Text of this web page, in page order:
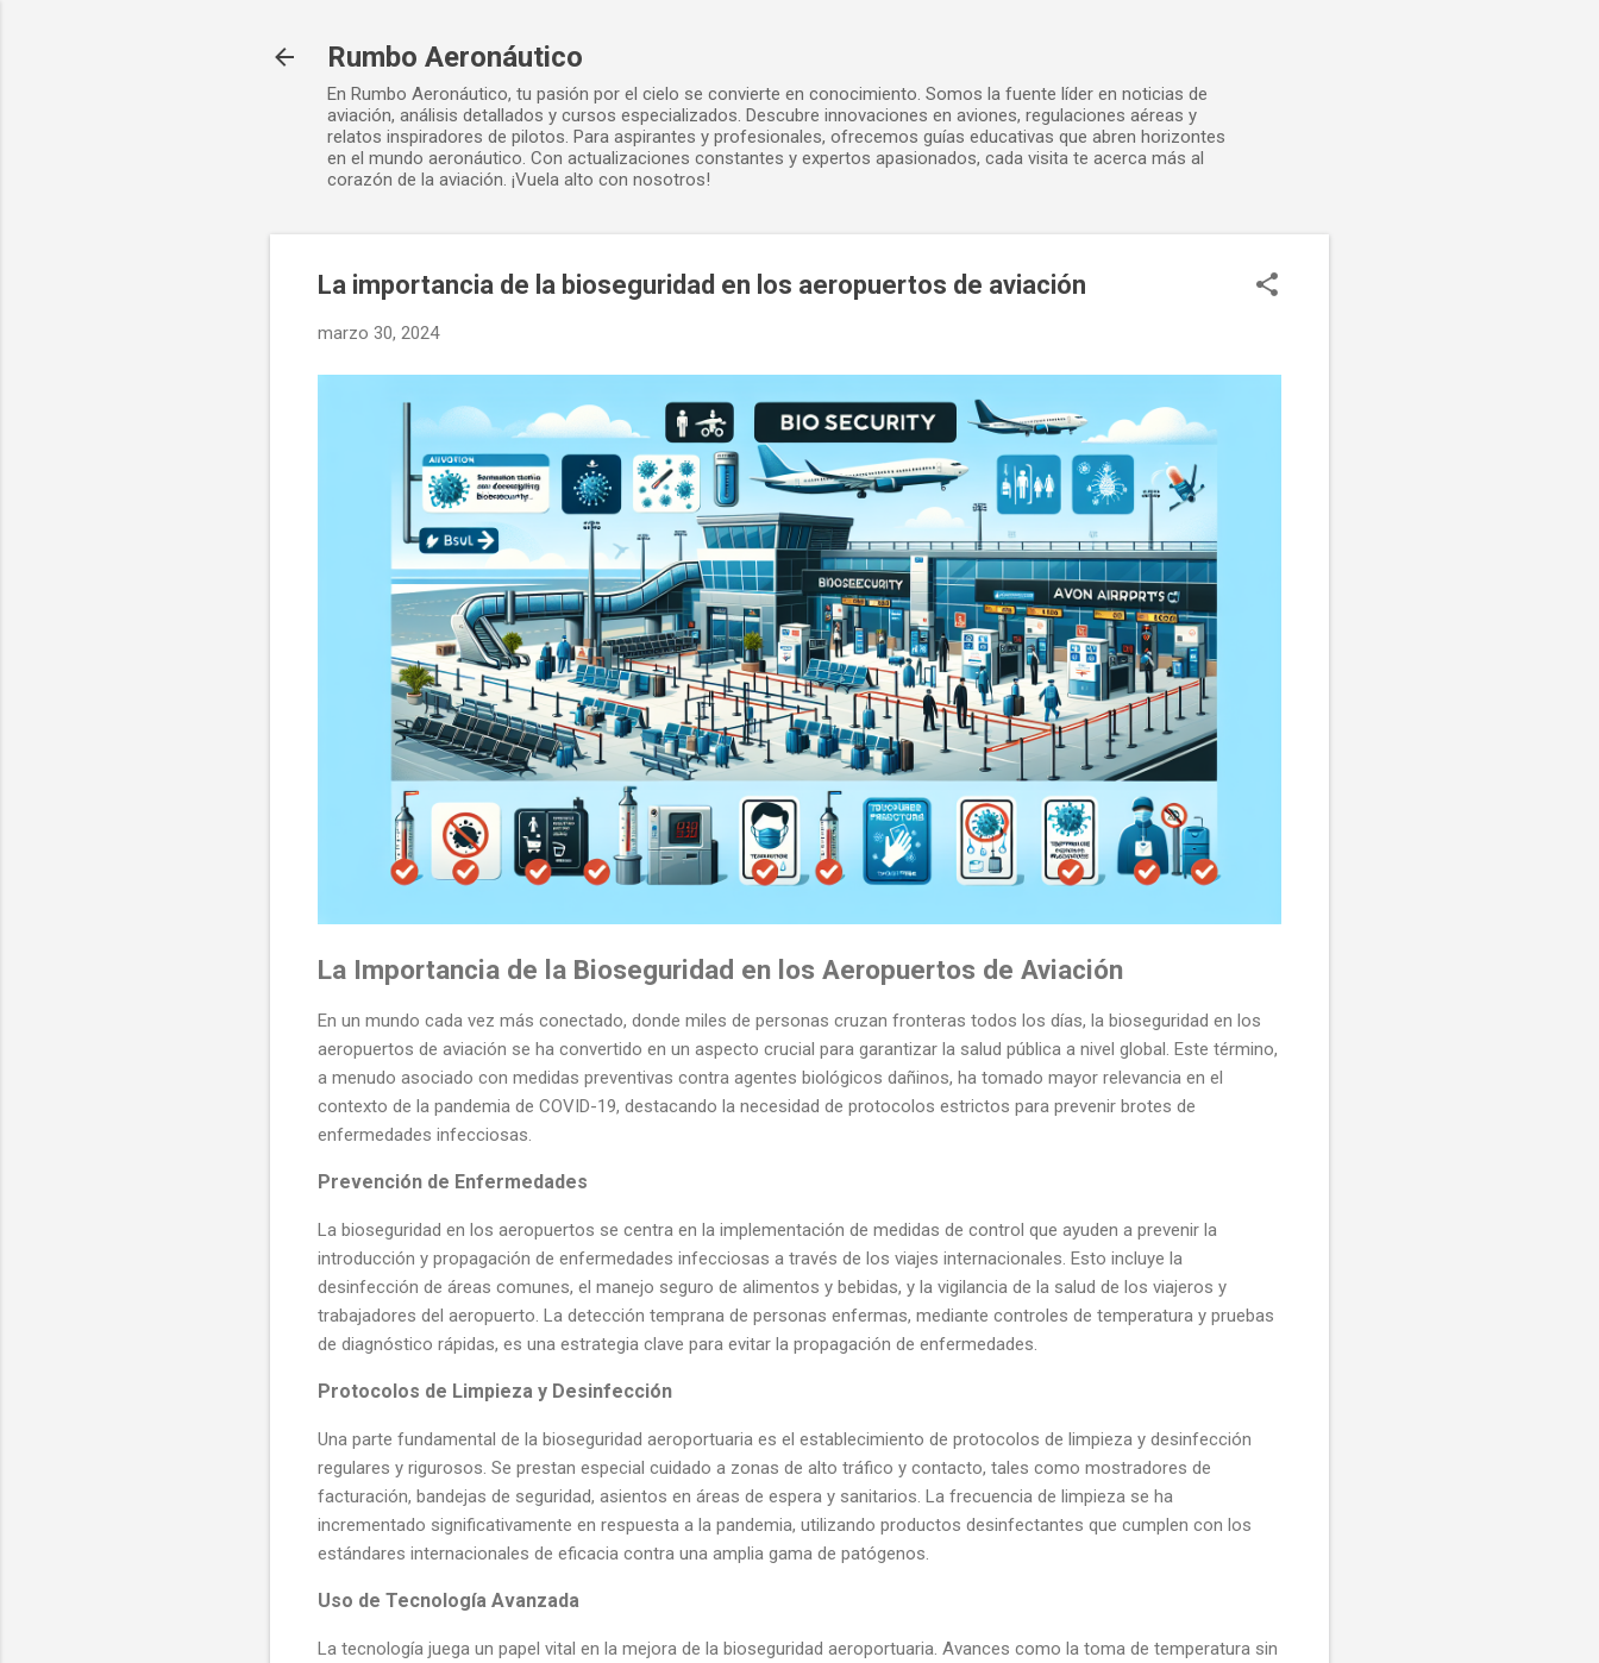
Rumbo Aeronáutico
En Rumbo Aeronáutico, tu pasión por el cielo se convierte en conocimiento. Somos la fuente líder en noticias de
aviación, análisis detallados y cursos especializados. Descubre innovaciones en aviones, regulaciones aéreas y
relatos inspiradores de pilotos. Para aspirantes y profesionales, ofrecemos guías educativas que abren horizontes
en el mundo aeronáutico. Con actualizaciones constantes y expertos apasionados, cada visita te acerca más al
corazón de la aviación. ¡Vuela alto con nosotros!
La importancia de la bioseguridad en los aeropuertos de aviación
marzo 30, 2024
La Importancia de la Bioseguridad en los Aeropuertos de Aviación
En un mundo cada vez más conectado, donde miles de personas cruzan fronteras todos los días, la bioseguridad en los
aeropuertos de aviación se ha convertido en un aspecto crucial para garantizar la salud pública a nivel global. Este término,
a menudo asociado con medidas preventivas contra agentes biológicos dañinos, ha tomado mayor relevancia en el
contexto de la pandemia de COVID-19, destacando la necesidad de protocolos estrictos para prevenir brotes de
enfermedades infecciosas.
Prevención de Enfermedades
La bioseguridad en los aeropuertos se centra en la implementación de medidas de control que ayuden a prevenir la
introducción y propagación de enfermedades infecciosas a través de los viajes internacionales. Esto incluye la
desinfección de áreas comunes, el manejo seguro de alimentos y bebidas, y la vigilancia de la salud de los viajeros y
trabajadores del aeropuerto. La detección temprana de personas enfermas, mediante controles de temperatura y pruebas
de diagnóstico rápidas, es una estrategia clave para evitar la propagación de enfermedades.
Protocolos de Limpieza y Desinfección
Una parte fundamental de la bioseguridad aeroportuaria es el establecimiento de protocolos de limpieza y desinfección
regulares y rigurosos. Se prestan especial cuidado a zonas de alto tráfico y contacto, tales como mostradores de
facturación, bandejas de seguridad, asientos en áreas de espera y sanitarios. La frecuencia de limpieza se ha
incrementado significativamente en respuesta a la pandemia, utilizando productos desinfectantes que cumplen con los
estándares internacionales de eficacia contra una amplia gama de patógenos.
Uso de Tecnología Avanzada
La tecnología juega un papel vital en la mejora de la bioseguridad aeroportuaria. Avances como la toma de temperatura sin